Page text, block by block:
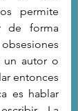
permite
de forma
un autor o
entonces
es hablar